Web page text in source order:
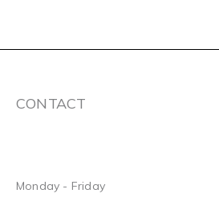
CONTACT
Monday - Friday